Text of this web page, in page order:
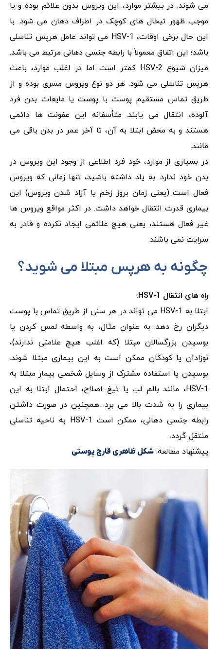
می شوند. در بیشتر موارد، این ویروس بدون علائم بوده و یا
موجب ظهور تبخال های کوچک در اطراف دهان می شود. با
این حال برخی اوقات، HSV-1 می تواند عامل هرپس تناسلی
باشد؛ این اتفاق معمولاً با رابطه جنسی دهانی مرتبط می باشد.
میزان شیوع HSV-2 کمتر است اما در اغلب موارد، باعث
هرپس تناسلی می شود. هر دو نوع ویروس مسری بوده و از
طریق تماس مستقیم پوست با پوست یا مایعات بدن فرد
آلوده، انتقال می یابند. متأسفانه این عفونت ها دائمی
هستند و به محض ابتلا به آن، تا آخر عمر در بدن باقی می
مانند.
در بسیاری از موارد، خود فرد اطلاعی از وجود این ویروس در
بدن خود ندارد. به یاد داشته باشید، تنها زمانی که ویروس
فعال است (یعنی زمان بروز زخم یا آزاد شدن ویروس) این
بیماری قدرت انتقال خواهد داشت. در اکثر مواقع ویروس ها
غیر فعال هستند، یعنی هیچ علائمی ایجاد نکرده و قادر به
سرایت نمی باشند.
چگونه به هرپس مبتلا می شوید؟
راه های انتقال HSV-1:
ابتلا به HSV-1 می تواند در هر سنی از طریق تماس با پوست
دیگران رخ دهد. به عنوان مثال، به واسطه لمس کردن یا
بوسیدن بزرگسالان مبتلا (که اغلب هیچ علامتی ندارند)،
نوزادان یا کودکان ممکن است به این بیماری مبتلا شوند.
بوسیدن یا استفاده مشترک از وسایل شخصی بیمار مبتلا به
HSV-1، مانند بالم لب یا تیغ اصلاح، احتمال ابتلا به این
بیماری را به شدت بالا می برد. همچنین در صورت داشتن
رابطه جنسی دهانی، ممکن است HSV-1 به ناحیه تناسلی
منتقل گردد.
پیشنهاد مطالعه: شکل ظاهری قارچ پوستی